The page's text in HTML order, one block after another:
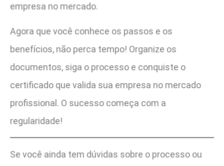
empresa no mercado.
Agora que você conhece os passos e os
benefícios, não perca tempo! Organize os
documentos, siga o processo e conquiste o
certificado que valida sua empresa no mercado
profissional. O sucesso começa com a
regularidade!
Se você ainda tem dúvidas sobre o processo ou